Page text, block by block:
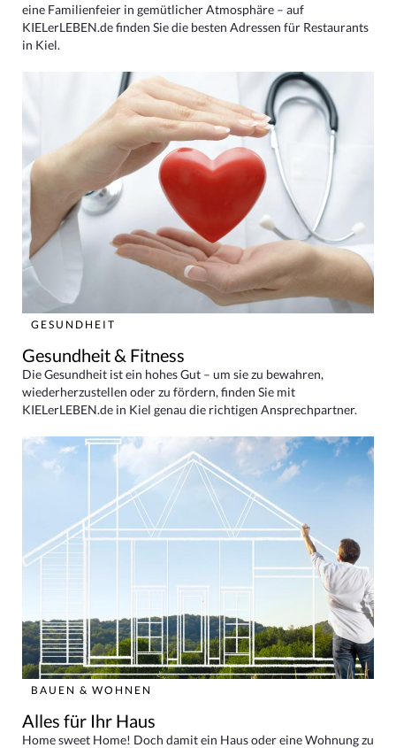
eine Familienfeier in gemütlicher Atmosphäre – auf
KIELerLEBEN.de finden Sie die besten Adressen für Restaurants
in Kiel.
GESUNDHEIT
Gesundheit & Fitness
Die Gesundheit ist ein hohes Gut – um sie zu bewahren,
wiederherzustellen oder zu fördern, finden Sie mit
KIELerLEBEN.de in Kiel genau die richtigen Ansprechpartner.
BAUEN & WOHNEN
Alles für Ihr Haus
Home sweet Home! Doch damit ein Haus oder eine Wohnung zu